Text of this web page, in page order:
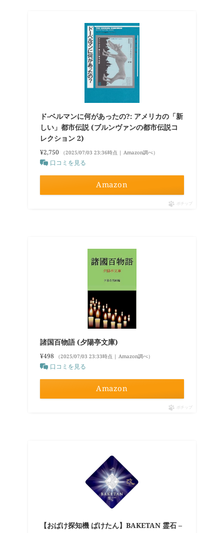
ド-ベルマンに何があったの?: アメリカの「新
しい」都市伝説 (ブルンヴァンの都市伝説コ
レクション 2)
¥2,750 （2025/07/03 23:36時点 | Amazon調べ）
口コミを見る
Amazon
ポチップ
諸国百物語 (夕陽亭文庫)
¥498 （2025/07/03 23:33時点 | Amazon調べ）
口コミを見る
Amazon
ポチップ
【おばけ探知機 ばけたん】BAKETAN 霊石 –